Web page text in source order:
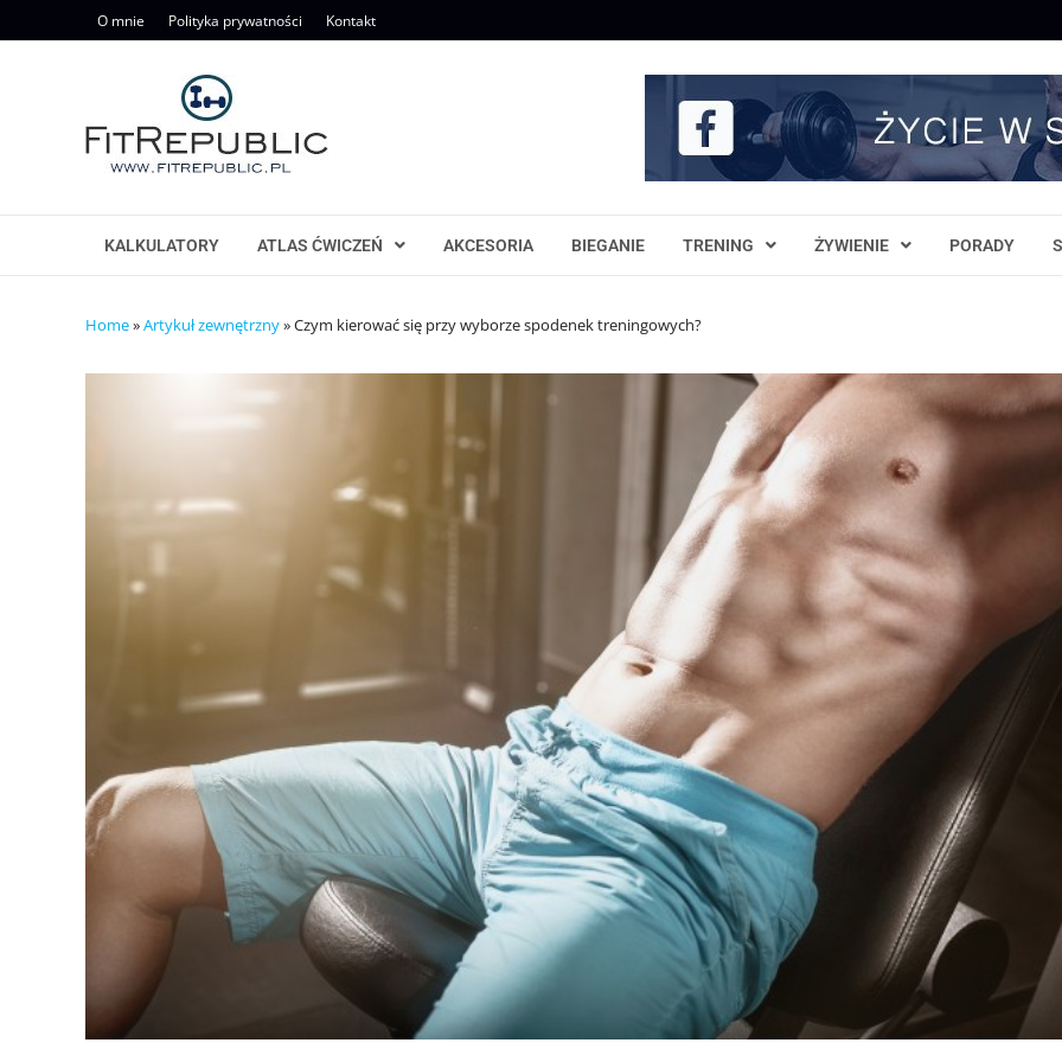
to
O mnie Polityka prywatności Kontakt
KALKULATORY ATLAS ĆWICZEŃ AKCESORIA BIEGANIE TRENING ŻYWIENIE PORADY
Home»Artykuł zewnętrzny»Czym kierować się przy wyborze spodenek treningowych?